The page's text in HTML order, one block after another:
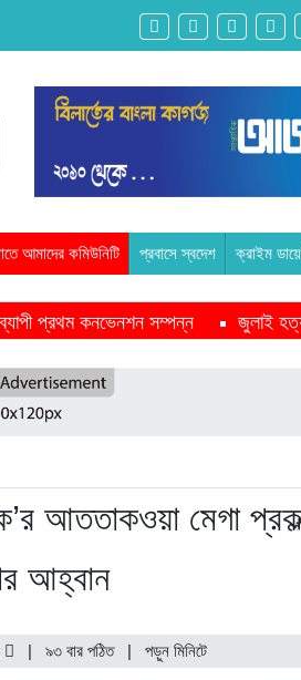
আমাদের কমিউনিটি প্রবাসে স্বদেশ ক্রাইম
ব্যাপী প্রথম কনভেনশন সম্পন্ন
জুলাই
সঙ্গে বৈঠক অপ্রত্যাশিত- শফিকুর রহমান
রাজনৈতিক লড়াইয়ে
সভা অনুষ্ঠিত
আততাকওয়া মেগা
আহ্বান
| ৯৩ বার পঠিত | পড়ুন মিনিটে